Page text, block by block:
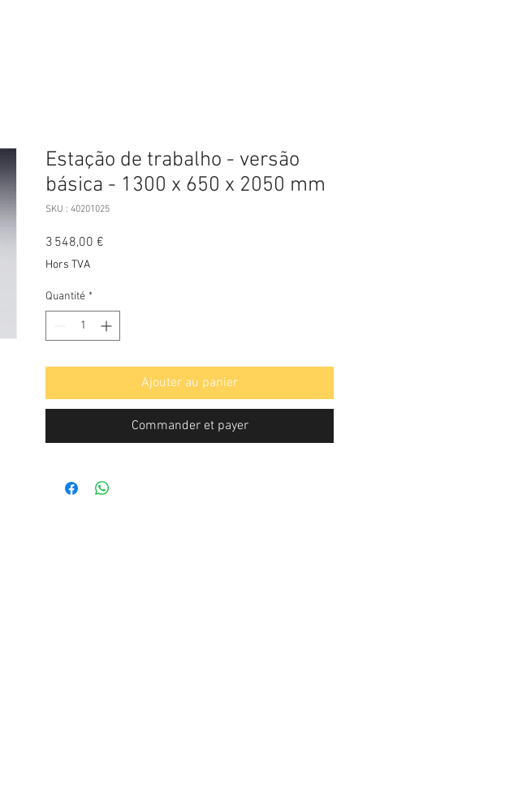
Estação de trabalho - versão
básica - 1300 x 650 x 2050 mm
SKU : 40201025
3 548,00 €
Hors TVA
Quantité *
Ajouter au panier
Commander et payer